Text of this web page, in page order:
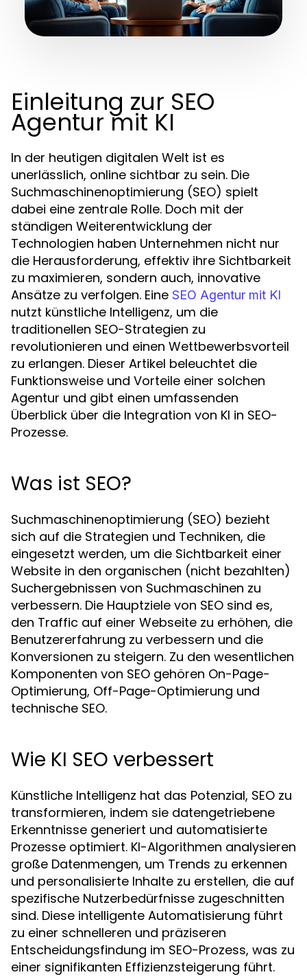
Einleitung zur SEO
Agentur mit KI
In der heutigen digitalen Welt ist es
unerlässlich, online sichtbar zu sein. Die
Suchmaschinenoptimierung (SEO) spielt
dabei eine zentrale Rolle. Doch mit der
ständigen Weiterentwicklung der
Technologien haben Unternehmen nicht nur
die Herausforderung, effektiv ihre Sichtbarkeit
zu maximieren, sondern auch, innovative
Ansätze zu verfolgen. Eine SEO Agentur mit KI
nutzt künstliche Intelligenz, um die
traditionellen SEO-Strategien zu
revolutionieren und einen Wettbewerbsvorteil
zu erlangen. Dieser Artikel beleuchtet die
Funktionsweise und Vorteile einer solchen
Agentur und gibt einen umfassenden
Überblick über die Integration von KI in SEO-
Prozesse.
Was ist SEO?
Suchmaschinenoptimierung (SEO) bezieht
sich auf die Strategien und Techniken, die
eingesetzt werden, um die Sichtbarkeit einer
Website in den organischen (nicht bezahlten)
Suchergebnissen von Suchmaschinen zu
verbessern. Die Hauptziele von SEO sind es,
den Traffic auf einer Webseite zu erhöhen, die
Benutzererfahrung zu verbessern und die
Konversionen zu steigern. Zu den wesentlichen
Komponenten von SEO gehören On-Page-
Optimierung, Off-Page-Optimierung und
technische SEO.
Wie KI SEO verbessert
Künstliche Intelligenz hat das Potenzial, SEO zu
transformieren, indem sie datengetriebene
Erkenntnisse generiert und automatisierte
Prozesse optimiert. KI-Algorithmen analysieren
große Datenmengen, um Trends zu erkennen
und personalisierte Inhalte zu erstellen, die auf
spezifische Nutzerbedürfnisse zugeschnitten
sind. Diese intelligente Automatisierung führt
zu einer schnelleren und präziseren
Entscheidungsfindung im SEO-Prozess, was zu
einer signifikanten Effizienzsteigerung führt.